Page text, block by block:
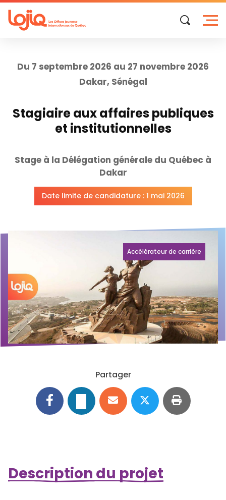
Skip
to
content
Du 7 septembre 2026 au 27 novembre 2026
Dakar, Sénégal
Stagiaire aux affaires publiques
et institutionnelles
Stage à la Délégation générale du Québec à
Dakar
Date limite de candidature : 1 mai 2026
Accélérateur de carrière
Partager
Description du projet